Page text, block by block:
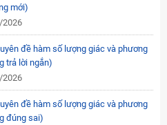
mới)
2026
đề hàm số lượng giác và phương
trả lời ngắn)
2026
đề hàm số lượng giác và phương
đúng sai)